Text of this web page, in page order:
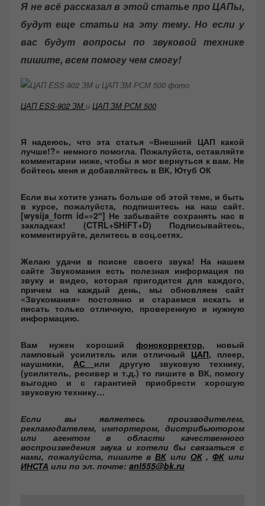
Я не всё рассказал в этой статье про ЦАПы,
будут еще статьи на эту тему. Но если у
вас будут вопросы по звуковой технике
пишите, всем помогу чем смогу!
ЦАП ESS-902 ЗМ и ЦАП ЗМ РСМ 500
Я надеюсь, что эта статья «Внешний ЦАП какой
лучше!?» немного помогла. Пожалуйста, оставляйте
комментарии ниже, чтобы я мог вернуться к вам. Не
бойтесь меня и добавляйтесь в ВК, Ютуб ОК
Если вы хотите узнать больше об этой теме, и быть
в курсе, пожалуйста, подпишитесь на наш сайт.
[wysija_form id=»2″] Не забывайте сохранять нас в
закладках! (CTRL+SHiFT+D) Подписывайтесь,
комментируйте, делитесь в соц.сетях.
Желаю удачи в поиске своего звука! На нашем
сайте Звукомания есть полезная информация по
звуку и видео, которая пригодится для каждого,
причем на каждый день, мы обновляем сайт
«Звукомания» постоянно и стараемся искать и
писать только отличную, проверенную и нужную
информацию.
Вам нужен хороший фонокорректор, новый
ламповый усилитель или отличный ЦАП, плеер,
наушники, АС или другую звуковую технику,
(усилитель, ресивер и т.д.) то пишите в ВК, помогу
выгодно и с гарантией приобрести хорошую
звуковую технику…
Если вы являетесь производителем,
рекламодателем, импортером, дистрибьютором
или агентом в области качественного
воспроизведения звука и хотели бы связаться с
нами, пожалуйста, пишите вВК или ОК,ФК или
ИНСТА или по эл. почте: anl555@bk.ru